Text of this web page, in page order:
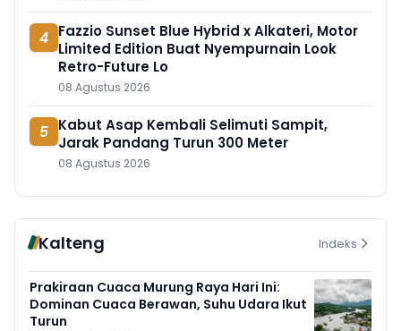
4 Fazzio Sunset Blue Hybrid x Alkateri, Motor
Limited Edition Buat Nyempurnain Look
Retro-Future Lo
08 Agustus 2026
5 Kabut Asap Kembali Selimuti Sampit,
Jarak Pandang Turun 300 Meter
08 Agustus 2026
Kalteng Indeks
Prakiraan Cuaca Murung Raya Hari Ini:
Dominan Cuaca Berawan, Suhu Udara Ikut
Turun